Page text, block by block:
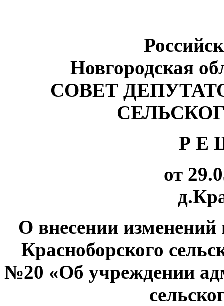
Новгородская
СОВЕТ
Р Е
от
О внесении изменений
Красноборского
№20 «Об учреждении